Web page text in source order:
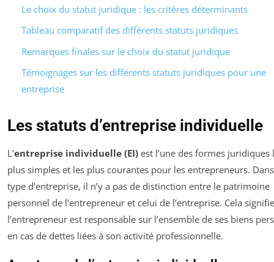
Le choix du statut juridique : les critères déterminants
Tableau comparatif des différents statuts juridiques
Remarques finales sur le choix du statut juridique
Témoignages sur les différents statuts juridiques pour une
entreprise
Les statuts d’entreprise individuelle
L’entreprise individuelle (EI) est l’une des formes juridiques
plus simples et les plus courantes pour les entrepreneurs.
type d’entreprise, il n’y a pas de distinction entre le patrimoine
personnel de l’entrepreneur et celui de l’entreprise. Cela
l’entrepreneur est responsable sur l’ensemble de ses biens
en cas de dettes liées à son activité professionnelle.